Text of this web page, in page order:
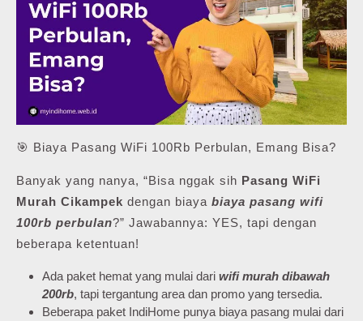
🎯 Biaya Pasang WiFi 100Rb Perbulan, Emang Bisa?
Banyak yang nanya, “Bisa nggak sih Pasang WiFi
Murah Cikampek dengan biaya biaya pasang wifi
100rb perbulan?” Jawabannya: YES, tapi dengan
beberapa ketentuan!
Ada paket hemat yang mulai dari wifi murah dibawah
200rb, tapi tergantung area dan promo yang tersedia.
Beberapa paket IndiHome punya biaya pasang mulai dari